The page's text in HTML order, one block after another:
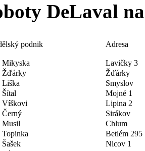
DeLaval
podnik Adresa
Mikyska
Lavičky 3
Žďárky
Žďárky
Liška
Smyslov
Šítal
Mojné 1
Víškovi
Lipina 2
Černý
Sirákov
Musil
Chlum
Topinka
Betlém 295
Šašek
Nicov 1